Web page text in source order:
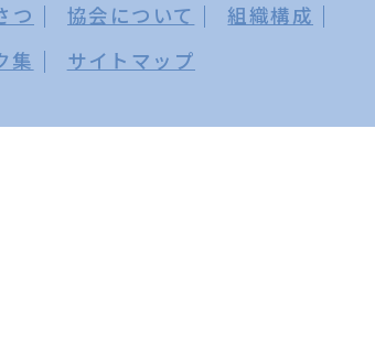
つ 協会について
組織構成
集 サイトマップ